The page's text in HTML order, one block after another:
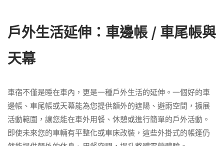
戶外生活延伸：車邊帳 / 車尾帳與
天幕
車宿不僅是睡在車內，更是一種戶外生活的延伸。一個好的車
邊帳、車尾帳或天幕能為您提供額外的遮陽、避雨空間，擴展
活動範圍，讓您能在車外用餐、休憩或進行簡單的戶外活動。
即使未來您的車輛有平整化或車床改裝，這些外掛式的帳篷仍